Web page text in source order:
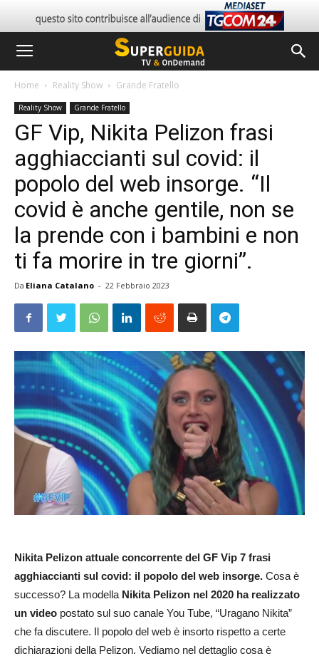
Home Reality Show Grande Fratello
Reality Show Grande Fratello
GF Vip, Nikita Pelizon frasi
agghiaccianti sul covid: il
popolo del web insorge. “Il
covid è anche gentile, non se
la prende con i bambini e non
ti fa morire in tre giorni”.
Da Eliana Catalano - 22 Febbraio 2023
Nikita Pelizon attuale concorrente del GF Vip 7 frasi
agghiaccianti sul covid: il popolo del web insorge. Cosa è
successo? La modella Nikita Pelizon nel 2020 ha realizzato
un video postato sul suo canale You Tube, “Uragano Nikita”
che fa discutere. Il popolo del web è insorto rispetto a certe
dichiarazioni della Pelizon. Vediamo nel dettaglio cosa è